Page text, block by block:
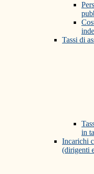
Tassi di
in
Incarichi
(dirigenti